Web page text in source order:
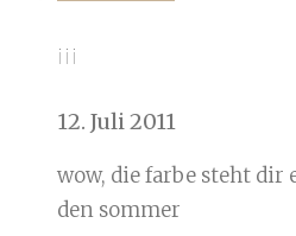
iii
12. Juli 2011
wow, die farbe steht
den sommer